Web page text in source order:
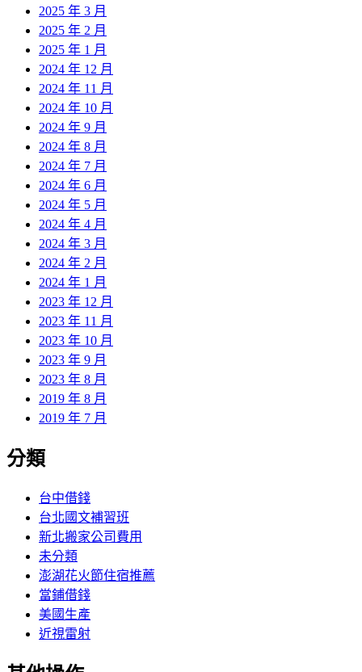
2025 年 3 月
2025 年 2 月
2025 年 1 月
2024 年 12 月
2024 年 11 月
2024 年 10 月
2024 年 9 月
2024 年 8 月
2024 年 7 月
2024 年 6 月
2024 年 5 月
2024 年 4 月
2024 年 3 月
2024 年 2 月
2024 年 1 月
2023 年 12 月
2023 年 11 月
2023 年 10 月
2023 年 9 月
2023 年 8 月
2019 年 8 月
2019 年 7 月
分類
台中借錢
台北國文補習班
新北搬家公司費用
未分類
澎湖花火節住宿推薦
當鋪借錢
美國生產
近視雷射